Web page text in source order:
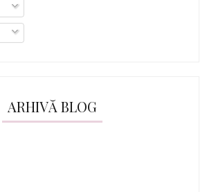
ARHIVĂ BLOG